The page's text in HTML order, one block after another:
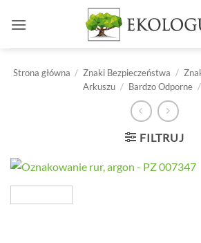
Strona główna / Znaki Bezpieczeństwa /
Arkuszu / Bardzo Odporne /
FILTRUJ